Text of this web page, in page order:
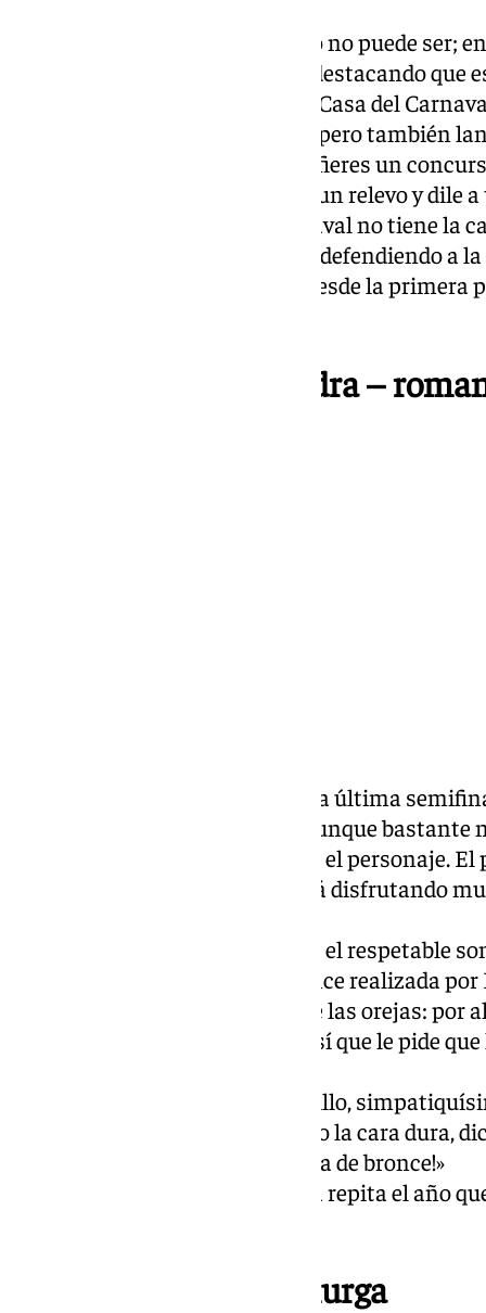
El pasodoble más reivindicativo no puede ser;
investidura de Luis Bermúdez, destacando que
una Escuela y que ha abierto la Casa del
todo el mundo y a los colegios», pero también
al resto de carnavaleros: «Si prefieres un
saquen una infantil para tener un relevo y dile
espabilen porque nuestro carnaval no tiene la
infantiles». ¡BRAVO! La cantera defendiendo a
todas las sesiones anteriores, desde la
Me he quedao de piedra –
«¡Vamos el teatro arriba que es la última
del Cenachero su romancero. Aunque bastante
incluso, Víctor logra meterse en el personaje.
tranquilizando. Se nota que está disfrutando
Las cuartetas que más calan en el respetable
apariencia de la estatua de bronce realizada
presidente de la FCCM, le tira de las orejas:
solo el Entierro del Boquerón, así que le pide
El cuplé lo borda, y con el estribillo,
público en el bolsillo: «Que tengo la cara dura,
a tenerla dura? ¡Si la tengo hecha de bronce!»
De desparpajo va sobrado. Ojalá repita el año
Aquí no pinto ná – murga